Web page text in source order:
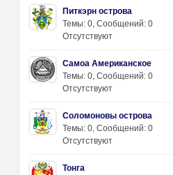
Питкэрн острова
Темы: 0, Сообщений: 0
Отсутствуют
Самоа Американское
Темы: 0, Сообщений: 0
Отсутствуют
Соломоновы острова
Темы: 0, Сообщений: 0
Отсутствуют
Тонга